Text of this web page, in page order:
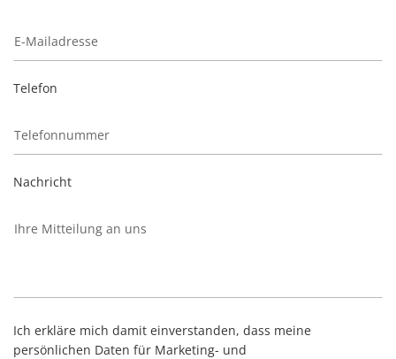
Telefon
Nachricht
Ich erkläre mich damit einverstanden, dass meine
persönlichen Daten für Marketing- und